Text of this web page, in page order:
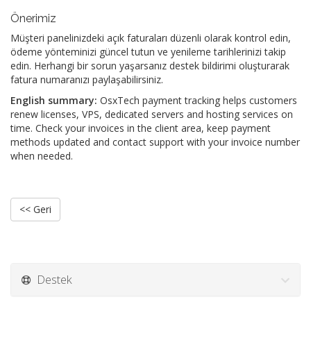
Önerimiz
Müşteri panelinizdeki açık faturaları düzenli olarak kontrol edin,
ödeme yönteminizi güncel tutun ve yenileme tarihlerinizi takip
edin. Herhangi bir sorun yaşarsanız destek bildirimi oluşturarak
fatura numaranızı paylaşabilirsiniz.
English summary: OsxTech payment tracking helps customers
renew licenses, VPS, dedicated servers and hosting services on
time. Check your invoices in the client area, keep payment
methods updated and contact support with your invoice number
when needed.
<< Geri
Destek